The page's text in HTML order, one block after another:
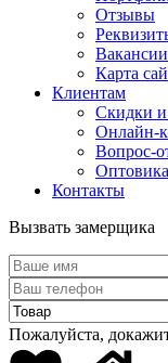
Отзывы
Вакансии
Карта
Клиентам
Скидки
Онлайн-
Вопрос-
Контакты
Вызвать замерщика
Пожалуйста,